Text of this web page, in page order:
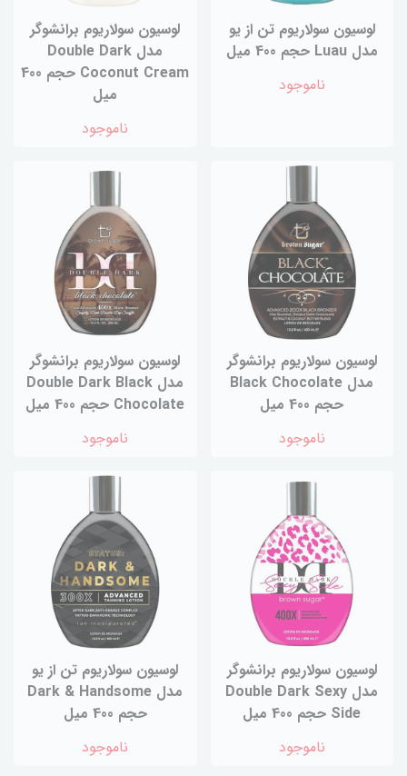
لوسیون سولاریوم تن از یو
مدل Luau حجم 400 میل
ناموجود
لوسیون سولاریوم برانشوگر
مدل Double Dark
Coconut Cream حجم 400
میل
ناموجود
لوسیون سولاریوم برانشوگر
مدل Black Chocolate
حجم 400 میل
ناموجود
لوسیون سولاریوم برانشوگر
مدل Double Dark Black
Chocolate حجم 400 میل
ناموجود
لوسیون سولاریوم برانشوگر
مدل Double Dark Sexy
Side حجم 400 میل
ناموجود
لوسیون سولاریوم تن از یو
مدل Dark & Handsome
حجم 400 میل
ناموجود